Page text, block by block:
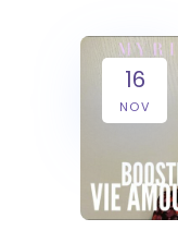
16
NOV